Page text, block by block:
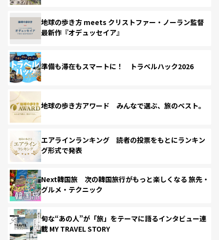
地球の歩き方 meets クリストファー・ノーラン監督
最新作『オデュッセイア』
準備も滞在もスマートに！ トラベルハック2026
地球の歩き方アワード みんなで選ぶ、旅のベスト。
エアラインランキング 読者の投票をもとにランキン
グ形式で発表
Next韓国旅 次の韓国旅行がもっと楽しくなる 旅先・
グルメ・テクニック
旬な“あの人”が「旅」をテーマに語るインタビュー連
載 MY TRAVEL STORY